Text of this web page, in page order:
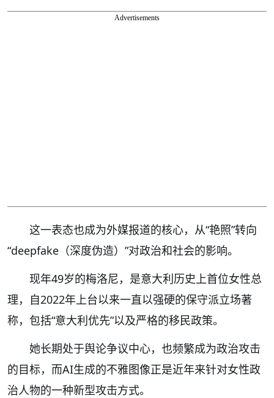
Advertisements
这一表态也成为外媒报道的核心，从“艳照”转向
“deepfake（深度伪造）”对政治和社会的影响。
现年49岁的梅洛尼，是意大利历史上首位女性总
理，自2022年上台以来一直以强硬的保守派立场著
称，包括“意大利优先”以及严格的移民政策。
她长期处于舆论争议中心，也频繁成为政治攻击
的目标，而AI生成的不雅图像正是近年来针对女性政
治人物的一种新型攻击方式。